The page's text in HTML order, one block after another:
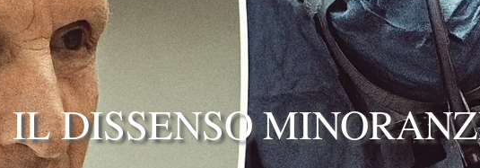
IL DISSENSO